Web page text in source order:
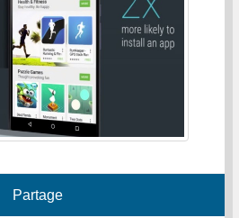
Partage